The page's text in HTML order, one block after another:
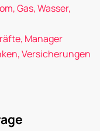
Gas, Wasser,
Manager
Versicherungen